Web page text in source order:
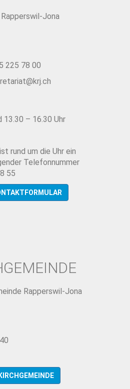
Jona
225 78 00
13.30 – 16.30 Uhr
ist rund um die Uhr ein
Telefonnummer
55
Rapperswil-Jona